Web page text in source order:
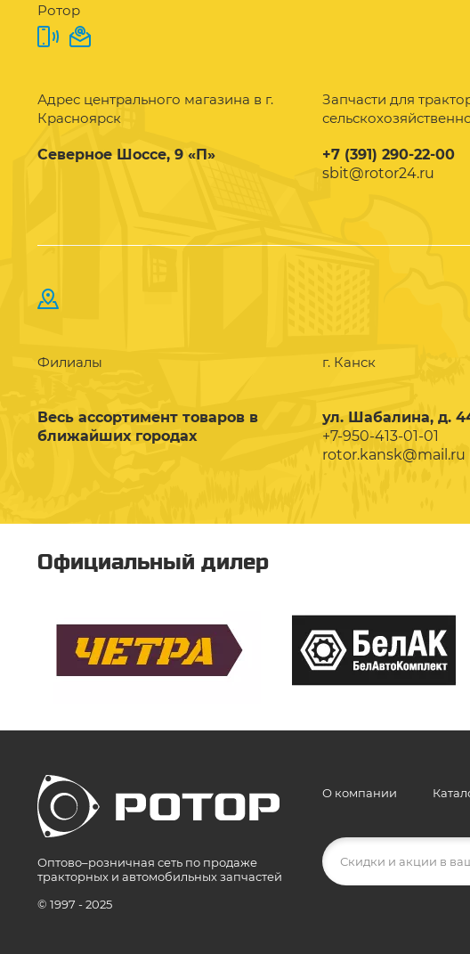
Ротор
Адрес центрального магазина в г.
Красноярск
Северное Шоссе, 9 «П»
Запчасти для
+7 (391) 290-22-00
sbit@rotor24.ru
Филиалы
Весь ассортимент товаров в
ближайших городах
г. Канск
ул. Шабалина, д.
+7-950-413-01-01
rotor.kansk@mail.ru
Официальный дилер
Оптово–розничная сеть по продаже
тракторных и автомобильных запчастей
© 1997 - 2025
О компании